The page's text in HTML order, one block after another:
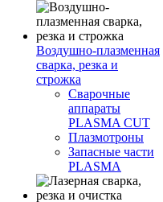
Воздушно-плазменная
сварка, резка и
строжка
Сварочные
аппараты
PLASMA CUT
Плазмотроны
Запасные части
PLASMA